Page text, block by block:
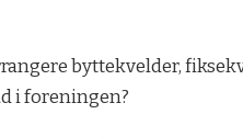
byttekvelder,
i foreningen?